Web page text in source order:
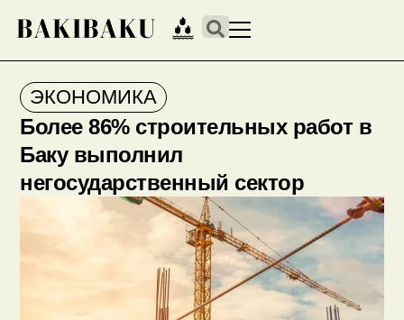
ЭКОНОМИКА
Более 86% строительных работ в
Баку выполнил
негосударственный сектор